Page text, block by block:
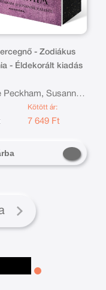
- Zodiákus
- Éldekorált kiadás
Peckham, Susanne
Kötött ár:
7 649 Ft